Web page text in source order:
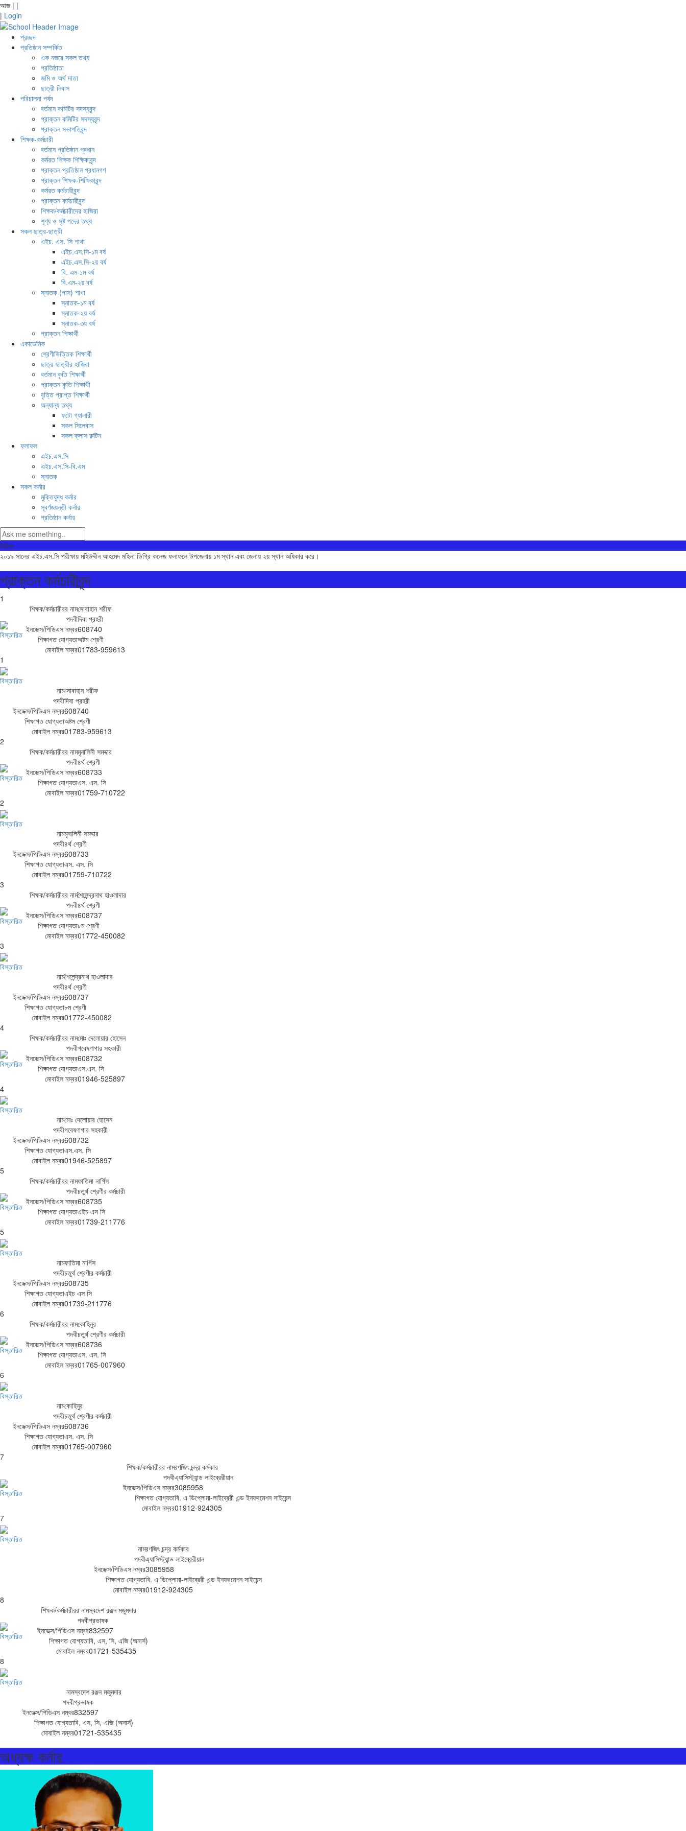
আজ | |
| Login
প্রচ্ছদ
প্রতিষ্ঠান সম্পর্কিত
এক নজরে সকল তথ্য
প্রতিষ্ঠাতা
জমি ও অর্থ দাতা
ছাত্রী নিবাস
পরিচালনা পর্ষদ
বর্তমান কমিটির সদস্যবৃন্দ
প্রাক্তন কমিটির সদস্যবৃন্দ
প্রাক্তন সভাপতিবৃন্দ
শিক্ষক-কর্মচারী
বর্তমান প্রতিষ্ঠান প্রধান
কর্মরত শিক্ষক শিক্ষিকাবৃন্দ
প্রাক্তন প্রতিষ্ঠান প্রধানগণ
প্রাক্তন শিক্ষক-শিক্ষিকাবৃন্দ
কর্মরত কর্মচারীবৃন্দ
প্রাক্তন কর্মচারীবৃন্দ
শিক্ষক/কর্মচারীদের হাজিরা
শূণ্য ও সৃষ্ট পদের তথ্য
সকল ছাত্র-ছাত্রী
এইচ. এস. সি শাথা
এইচ.এস.সি-১ম বর্ষ
এইচ.এস.সি-২য় বর্ষ
বি. এম-১ম বর্ষ
বি.এম-২য় বর্ষ
স্নাতক (পাস) শাখা
স্নাতক-১ম বর্ষ
স্নাতক-২য় বর্ষ
স্নাতক-৩য় বর্ষ
প্রাক্তন শিক্ষার্থী
একাডেমিক
শ্রেণীভিত্তিক শিক্ষার্থী
ছাত্র-ছাত্রীর হাজিরা
বর্তমান কৃতি শিক্ষার্থী
প্রাক্তন কৃতি শিক্ষার্থী
বৃত্তি প্রাপ্ত শিক্ষার্থী
অন্যান্য তথ্য
ফটো গ্যালারী
সকল সিলেবাস
সকল ক্লাস রুটিন
ফলাফল
এইচ.এস.সি
এইচ.এস.সি-বি.এম
স্নাতক
সকল কর্নার
মুক্তিযুদ্ধ কর্নার
সূবর্ণজয়ন্তী কর্নার
প্রতিষ্ঠান কর্নার
নিউজ:
২০১৯ সালের এইচ.এস.সি পরীক্ষায় মহিউদ্দীন আহমেদ মহিলা ডিগ্রি কলেজ ফলাফলে উপজেলায় ১ম স্থান এবং জেলায় ২য় স্থান অধিকার করে।
প্রাক্তন কর্মচারীবৃন্দ
1
বিস্তারিত
শিক্ষক/কর্মচারীরর নামসোবাহান শরীফ
পদবীদিবা প্রহরী
ইনডেক্স/পিডিএস নম্বর608740
শিক্ষাগত যোগ্যতাঅষ্টম শ্রেণী
মোবাইল নম্বর01783-959613
1
বিস্তারিত
নামসোবাহান শরীফ
পদবীদিবা প্রহরী
ইনডেক্স/পিডিএস নম্বর608740
শিক্ষাগত যোগ্যতাঅষ্টম শ্রেণী
মোবাইল নম্বর01783-959613
2
বিস্তারিত
শিক্ষক/কর্মচারীরর নামমৃনালিনী সমদ্দার
পদবী৪র্থ শ্রেণী
ইনডেক্স/পিডিএস নম্বর608733
শিক্ষাগত যোগ্যতাএস. এস. সি
মোবাইল নম্বর01759-710722
2
বিস্তারিত
নামমৃনালিনী সমদ্দার
পদবী৪র্থ শ্রেণী
ইনডেক্স/পিডিএস নম্বর608733
শিক্ষাগত যোগ্যতাএস. এস. সি
মোবাইল নম্বর01759-710722
3
বিস্তারিত
শিক্ষক/কর্মচারীরর নামশৈলেন্দ্রনাথ হাওলাদার
পদবী৪র্থ শ্রেণী
ইনডেক্স/পিডিএস নম্বর608737
শিক্ষাগত যোগ্যতা৮ম শ্রেণী
মোবাইল নম্বর01772-450082
3
বিস্তারিত
নামশৈলেন্দ্রনাথ হাওলাদার
পদবী৪র্থ শ্রেণী
ইনডেক্স/পিডিএস নম্বর608737
শিক্ষাগত যোগ্যতা৮ম শ্রেণী
মোবাইল নম্বর01772-450082
4
বিস্তারিত
শিক্ষক/কর্মচারীরর নামমোঃ দেলোয়ার হোসেন
পদবীগবেষণাগার সহকারী
ইনডেক্স/পিডিএস নম্বর608732
শিক্ষাগত যোগ্যতাএস.এস. সি
মোবাইল নম্বর01946-525897
4
বিস্তারিত
নামমোঃ দেলোয়ার হোসেন
পদবীগবেষণাগার সহকারী
ইনডেক্স/পিডিএস নম্বর608732
শিক্ষাগত যোগ্যতাএস.এস. সি
মোবাইল নম্বর01946-525897
5
বিস্তারিত
শিক্ষক/কর্মচারীরর নামফাতিমা নার্গিস
পদবীচতুর্থ শ্রেণীর কর্মচারী
ইনডেক্স/পিডিএস নম্বর608735
শিক্ষাগত যোগ্যতাএইচ এস সি
মোবাইল নম্বর01739-211776
5
বিস্তারিত
নামফাতিমা নার্গিস
পদবীচতুর্থ শ্রেণীর কর্মচারী
ইনডেক্স/পিডিএস নম্বর608735
শিক্ষাগত যোগ্যতাএইচ এস সি
মোবাইল নম্বর01739-211776
6
বিস্তারিত
শিক্ষক/কর্মচারীরর নামকোহিনুর
পদবীচতুর্থ শ্রেণীর কর্মচারী
ইনডেক্স/পিডিএস নম্বর608736
শিক্ষাগত যোগ্যতাএস. এস. সি
মোবাইল নম্বর01765-007960
6
বিস্তারিত
নামকোহিনুর
পদবীচতুর্থ শ্রেণীর কর্মচারী
ইনডেক্স/পিডিএস নম্বর608736
শিক্ষাগত যোগ্যতাএস. এস. সি
মোবাইল নম্বর01765-007960
7
বিস্তারিত
শিক্ষক/কর্মচারীরর নামরণজিৎ চন্দ্র কর্মকার
পদবীএ্যাসিস্ট্যান্ড লাইব্রেরীয়ান
ইনডেক্স/পিডিএস নম্বর3085958
শিক্ষাগত যোগ্যতাবি. এ ডিপ্লোমা-লাইব্রেরী এন্ড ইনফরমেশন সাইয়েন্স
মোবাইল নম্বর01912-924305
7
বিস্তারিত
নামরণজিৎ চন্দ্র কর্মকার
পদবীএ্যাসিস্ট্যান্ড লাইব্রেরীয়ান
ইনডেক্স/পিডিএস নম্বর3085958
শিক্ষাগত যোগ্যতাবি. এ ডিপ্লোমা-লাইব্রেরী এন্ড ইনফরমেশন সাইয়েন্স
মোবাইল নম্বর01912-924305
8
বিস্তারিত
শিক্ষক/কর্মচারীরর নামস্বদেশ রঞ্জন মজুমদার
পদবীপ্রভাষক
ইনডেক্স/পিডিএস নম্বর832597
শিক্ষাগত যোগ্যতাবি, এস, সি, এজি (অনার্স)
মোবাইল নম্বর01721-535435
8
বিস্তারিত
নামস্বদেশ রঞ্জন মজুমদার
পদবীপ্রভাষক
ইনডেক্স/পিডিএস নম্বর832597
শিক্ষাগত যোগ্যতাবি, এস, সি, এজি (অনার্স)
মোবাইল নম্বর01721-535435
অধ্যক্ষ কর্নার